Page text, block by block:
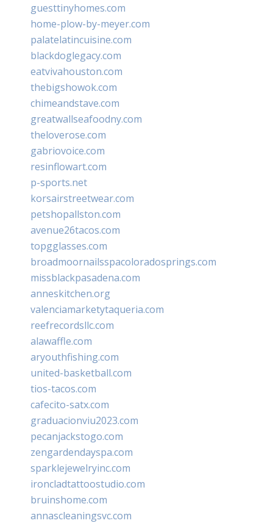
guesttinyhomes.com
home-plow-by-meyer.com
palatelatincuisine.com
blackdoglegacy.com
eatvivahouston.com
thebigshowok.com
chimeandstave.com
greatwallseafoodny.com
theloverose.com
gabriovoice.com
resinflowart.com
p-sports.net
korsairstreetwear.com
petshopallston.com
avenue26tacos.com
topgglasses.com
broadmoornailsspacoloradosprings.com
missblackpasadena.com
anneskitchen.org
valenciamarketytaqueria.com
reefrecordsllc.com
alawaffle.com
aryouthfishing.com
united-basketball.com
tios-tacos.com
cafecito-satx.com
graduacionviu2023.com
pecanjackstogo.com
zengardendayspa.com
sparklejewelryinc.com
ironcladtattoostudio.com
bruinshome.com
annascleaningsvc.com